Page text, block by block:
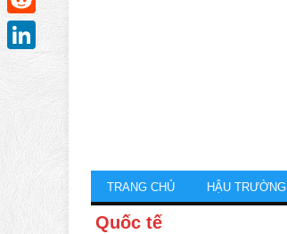
TRANG CHỦ HẬU TRƯỜNG
Quốc tế
Reddit